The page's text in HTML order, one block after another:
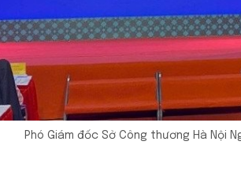
Phó Giám đốc Sở Công thương Hà Nội